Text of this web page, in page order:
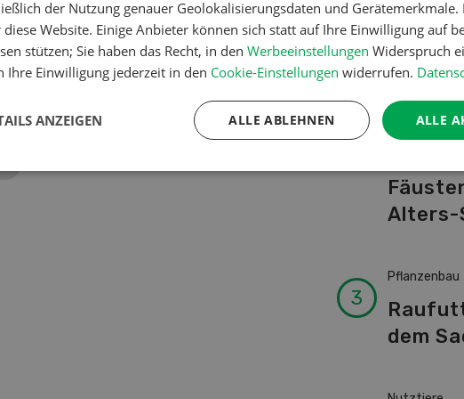
von A-
Alters-
Pflanzenbau
dem
der Nutzung genauer Geolokalisierungsdaten und
Website. Einige Anbieter können sich statt auf Ihre Einwilligung auf
stützen; Sie haben das Recht, in den Werbeeinstellungen Widerspruch
Ihre Einwilligung jederzeit in den Cookie-Einstellungen widerrufen.
ALLE
ALLE ABLEHNEN
ANZEIGEN